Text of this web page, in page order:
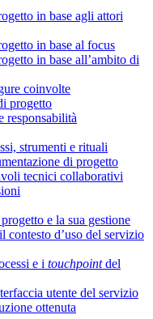
in base agli attori
in base al focus
in base all’ambito di
coinvolte
progetto
responsabilità
strumenti e rituali
di progetto
tecnici collaborativi
e la sua gestione
contesto d’uso del servizio
e i touchpointdel
utente del servizio
ottenuta